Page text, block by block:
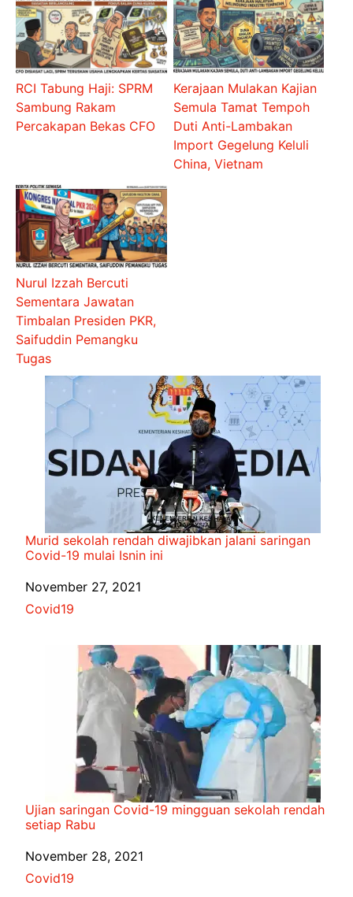
RCI Tabung Haji: SPRM
Sambung Rakam
Percakapan Bekas CFO
Kerajaan Mulakan Kajian
Semula Tamat Tempoh
Duti Anti-Lambakan
Import Gegelung Keluli
China, Vietnam
Nurul Izzah Bercuti
Sementara Jawatan
Timbalan Presiden PKR,
Saifuddin Pemangku
Tugas
Murid sekolah rendah diwajibkan jalani saringan
Covid-19 mulai Isnin ini
Date
November 27, 2021
In relation to
Covid19
Ujian saringan Covid-19 mingguan sekolah rendah
setiap Rabu
Date
November 28, 2021
In relation to
Covid19